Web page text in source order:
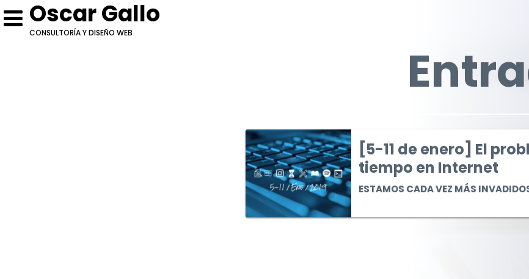
Oscar Gallo
CONSULTORÍA Y DISEÑO WEB
[5-11 de enero] El
tiempo en Internet
ESTAMOS CADA VEZ MÁS
Cotización: [5-11 de enero] El problema de la confianza y el tiempo en